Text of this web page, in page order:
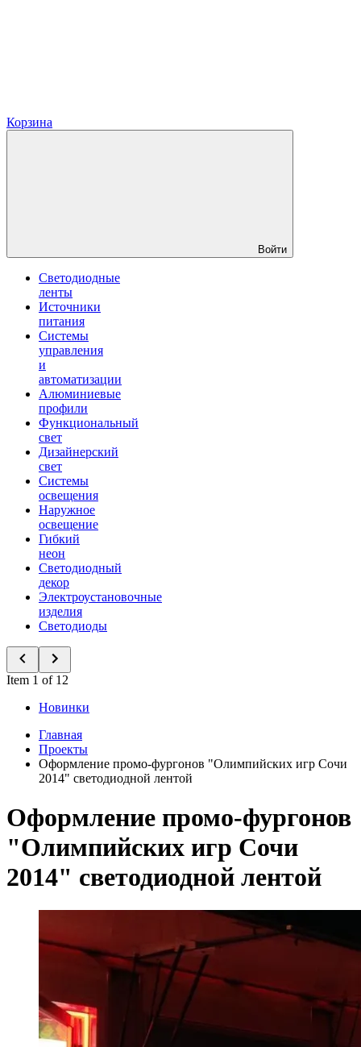
Корзина
Войти
Светодиодные
ленты
Источники
питания
Системы
управления
и
автоматизации
Алюминиевые
профили
Функциональный
свет
Дизайнерский
свет
Системы
освещения
Наружное
освещение
Гибкий
неон
Светодиодный
декор
Электроустановочные
изделия
Светодиоды
Item 1 of 12
Новинки
Главная
Проекты
Оформление промо-фургонов "Олимпийских игр Сочи
2014" светодиодной лентой
Оформление промо-фургонов
"Олимпийских игр Сочи
2014" светодиодной лентой